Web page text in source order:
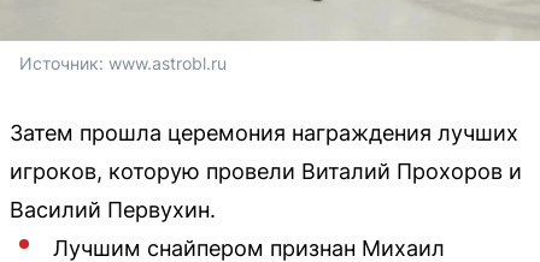
Источник: www.astrobl.ru
Затем прошла церемония награждения лучших
игроков, которую провели Виталий Прохоров и
Василий Первухин.
Лучшим снайпером признан Михаил